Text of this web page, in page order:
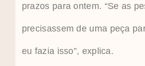
prazos para ontem. “Se as
precisassem de uma peça
eu fazia isso”, explica.